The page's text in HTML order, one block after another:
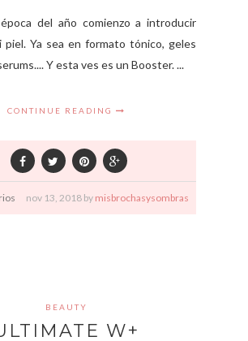
del año comienzo a introducir
piel. Ya sea en formato tónico, geles
Y esta ves es un Booster. ...
CONTINUE READING
nov 13, 2018 by misbrochasysombras
BEAUTY
W+